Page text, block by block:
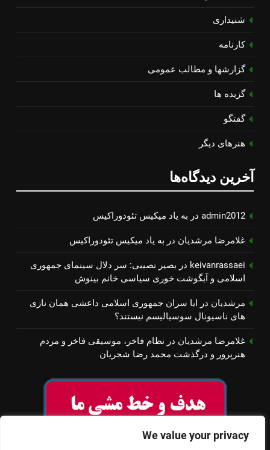
We value your privacy
شنیداری
کارنامه
گزارشها و مطالب عمومی
گزیده ها
گفتگو
هنرهای دیگر
آخرین دیدگاه‌ها
admin2012 در به یاد میكیس تئودوراكیس
غلامرضا مرشدیان در به یاد میكیس تئودوراكیس
keivanrassaei در بصیر نصیبی: سر دلال سینمای جمهوری
اسلامی و آبگوشت خوری سیاسی خانم بینوش
مرشدیان در ایا سران جمهوری اسلامی داعشی همان نازی
های ناسیونال سوسیالیسم نیستند؟
غلامرضا مرشدیان در نظام فاخر، موسیقی فاخر و مردم
هنرپرور و درگذشت محمد رضا شجریان